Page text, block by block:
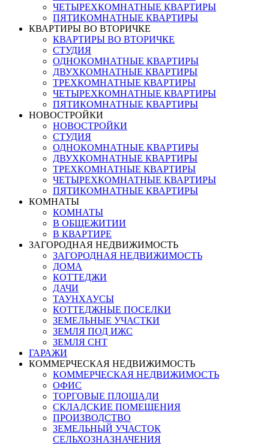
ЧЕТЫРЕХКОМНАТНЫЕ КВАРТИРЫ
ПЯТИКОМНАТНЫЕ КВАРТИРЫ
КВАРТИРЫ ВО ВТОРИЧКЕ
КВАРТИРЫ ВО ВТОРИЧКЕ
СТУДИЯ
ОДНОКОМНАТНЫЕ КВАРТИРЫ
ДВУХКОМНАТНЫЕ КВАРТИРЫ
ТРЕХКОМНАТНЫЕ КВАРТИРЫ
ЧЕТЫРЕХКОМНАТНЫЕ КВАРТИРЫ
ПЯТИКОМНАТНЫЕ КВАРТИРЫ
НОВОСТРОЙКИ
НОВОСТРОЙКИ
СТУДИЯ
ОДНОКОМНАТНЫЕ КВАРТИРЫ
ДВУХКОМНАТНЫЕ КВАРТИРЫ
ТРЕХКОМНАТНЫЕ КВАРТИРЫ
ЧЕТЫРЕХКОМНАТНЫЕ КВАРТИРЫ
ПЯТИКОМНАТНЫЕ КВАРТИРЫ
КОМНАТЫ
КОМНАТЫ
В ОБЩЕЖИТИИ
В КВАРТИРЕ
ЗАГОРОДНАЯ НЕДВИЖИМОСТЬ
ЗАГОРОДНАЯ НЕДВИЖИМОСТЬ
ДОМА
КОТТЕДЖИ
ДАЧИ
ТАУНХАУСЫ
КОТТЕДЖНЫЕ ПОСЕЛКИ
ЗЕМЕЛЬНЫЕ УЧАСТКИ
ЗЕМЛЯ ПОД ИЖС
ЗЕМЛЯ СНТ
ГАРАЖИ
КОММЕРЧЕСКАЯ НЕДВИЖИМОСТЬ
КОММЕРЧЕСКАЯ НЕДВИЖИМОСТЬ
ОФИС
ТОРГОВЫЕ ПЛОЩАДИ
СКЛАДСКИЕ ПОМЕЩЕНИЯ
ПРОИЗВОДСТВО
ЗЕМЕЛЬНЫЙ УЧАСТОК
СЕЛЬХОЗНАЗНАЧЕНИЯ